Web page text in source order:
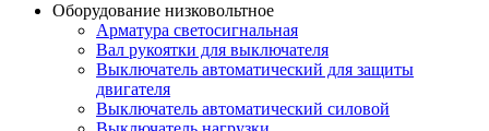
Оборудование низковольтное
Арматура светосигнальная
Вал рукоятки для выключателя
Выключатель автоматический для защиты
двигателя
Выключатель автоматический силовой